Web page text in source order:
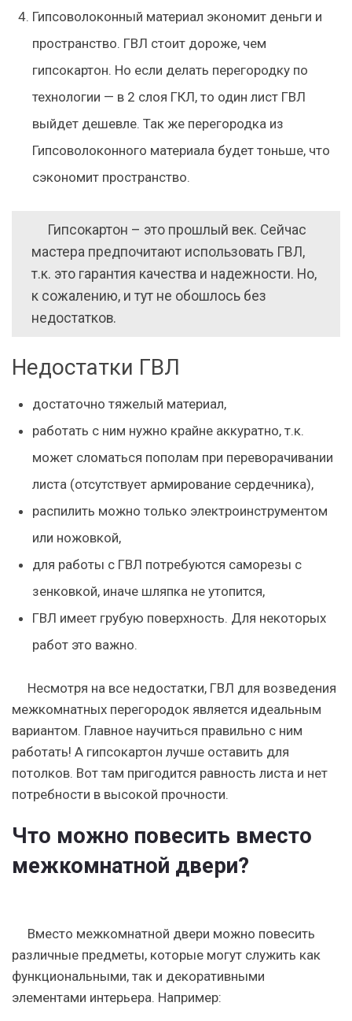
Гипсоволоконный материал экономит деньги и
пространство. ГВЛ стоит дороже, чем
гипсокартон. Но если делать перегородку по
технологии — в 2 слоя ГКЛ, то один лист ГВЛ
выйдет дешевле. Так же перегородка из
Гипсоволоконного материала будет тоньше, что
сэкономит пространство.
Гипсокартон – это прошлый век. Сейчас
мастера предпочитают использовать ГВЛ,
т.к. это гарантия качества и надежности. Но,
к сожалению, и тут не обошлось без
недостатков.
Недостатки ГВЛ
достаточно тяжелый материал,
работать с ним нужно крайне аккуратно, т.к.
может сломаться пополам при переворачивании
листа (отсутствует армирование сердечника),
распилить можно только электроинструментом
или ножовкой,
для работы с ГВЛ потребуются саморезы с
зенковкой, иначе шляпка не утопится,
ГВЛ имеет грубую поверхность. Для некоторых
работ это важно.
Несмотря на все недостатки, ГВЛ для возведения
межкомнатных перегородок является идеальным
вариантом. Главное научиться правильно с ним
работать! А гипсокартон лучше оставить для
потолков. Вот там пригодится равность листа и нет
потребности в высокой прочности.
Что можно повесить вместо
межкомнатной двери?
Вместо межкомнатной двери можно повесить
различные предметы, которые могут служить как
функциональными, так и декоративными
элементами интерьера. Например: